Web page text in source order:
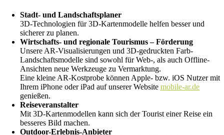
Stadt- und Landschaftsplaner
3D-Technologien für 3D-Kartenmodelle helfen besser und
sicherer zu planen.
Wirtschafts- und regionale Tourismus – Förderung
Unsere AR-Visualisierungen und 3D-gedruckten Farb-
Landschaftsmodelle sind sowohl für Web-, als auch Offline-
Ansichten neue Werkzeuge zu Vermarktung.
Eine kleine AR-Kostprobe können Apple- bzw. iOS Nutzer mit
Ihrem iPhone oder iPad auf unserer Website mobile-ar.de
genießen.
Reiseveranstalter
Mit 3D-Kartenmodellen kann sich der Tourist einer Reise ein
besseres Bild machen.
Outdoor-Erlebnis-Anbieter